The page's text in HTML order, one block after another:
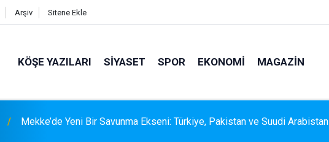
Arşiv Sitene Ekle
KÖŞE YAZILARI SIYASET SPOR EKONOMI MAGAZIN
Mekke’de Yeni Bir Savunma Ekseni: Türkiye, Pakistan ve Suudi Arabistan
YANGIN RİSKİNE KARŞI KAPSAMLI TEMİZLİK